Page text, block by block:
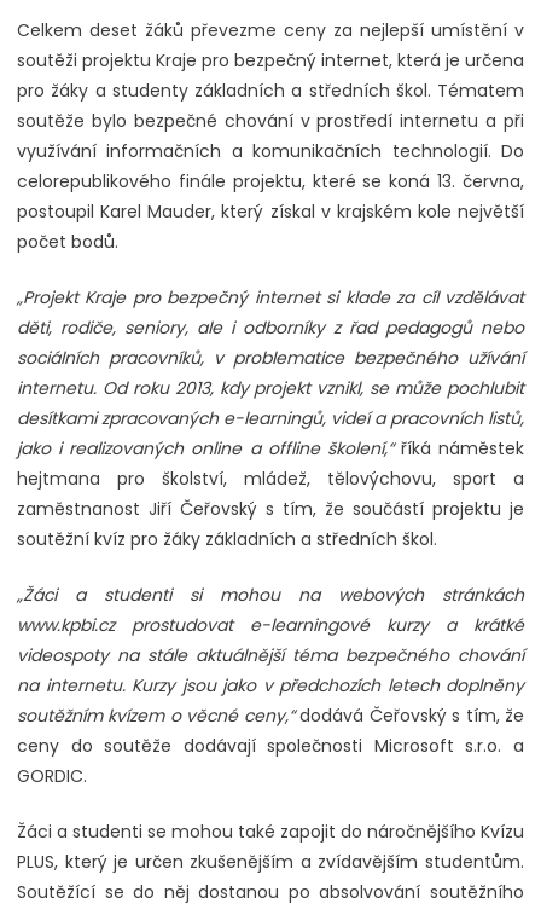
Celkem deset žáků převezme ceny za nejlepší umístění v
soutěži projektu Kraje pro bezpečný internet, která je určena
pro žáky a studenty základních a středních škol. Tématem
soutěže bylo bezpečné chování v prostředí internetu a při
využívání informačních a komunikačních technologií. Do
celorepublikového finále projektu, které se koná 13. června,
postoupil Karel Mauder, který získal v krajském kole největší
počet bodů.
„Projekt Kraje pro bezpečný internet si klade za cíl vzdělávat
děti, rodiče, seniory, ale i odborníky z řad pedagogů nebo
sociálních pracovníků, v problematice bezpečného užívání
internetu. Od roku 2013, kdy projekt vznikl, se může pochlubit
desítkami zpracovaných e-learningů, videí a pracovních listů,
jako i realizovaných online a offline školení,“ říká náměstek
hejtmana pro školství, mládež, tělovýchovu, sport a
zaměstnanost Jiří Čeřovský s tím, že součástí projektu je
soutěžní kvíz pro žáky základních a středních škol.
„Žáci a studenti si mohou na webových stránkách
www.kpbi.cz prostudovat e-learningové kurzy a krátké
videospoty na stále aktuálnější téma bezpečného chování
na internetu. Kurzy jsou jako v předchozích letech doplněny
soutěžním kvízem o věcné ceny,“dodává Čeřovský s tím, že
ceny do soutěže dodávají společnosti Microsoft s.r.o. a
GORDIC.
Žáci a studenti se mohou také zapojit do náročnějšího Kvízu
PLUS, který je určen zkušenějším a zvídavějším studentům.
Soutěžící se do něj dostanou po absolvování soutěžního